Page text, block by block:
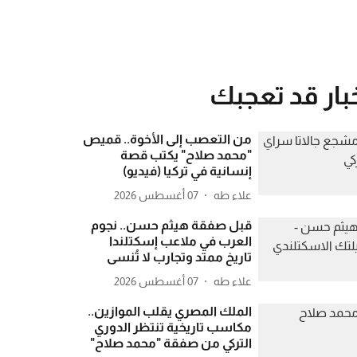
قد تعجبك
من التعصب إلى الأخوة.. قميص
"محمد صلاح" يكتب قصة
إنسانية في تركيا (فيديو)
علاء طه 07 أغسطس 2026
قبل صفقة هيثم حسن.. نجوم
العرب في ملاعب إسكتلندا
تاريخ ممتد وتجارب لا تُنسى
علاء طه 07 أغسطس 2026
الملك المصري يقلب الموازين..
مكاسب تاريخية تنتظر الدوري
التركي من صفقة "محمد صلاح"